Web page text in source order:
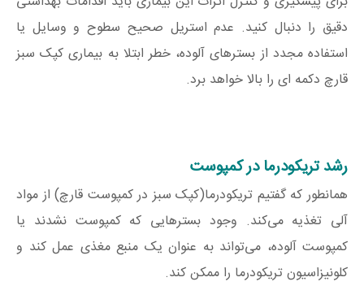
دقیق را دنبال کنید. عدم استریل صحیح سطوح و وسایل یا
استفاده مجدد از بسترهای آلوده، خطر ابتلا به بیماری کپک سبز
قارچ دکمه ای را بالا خواهد برد.
رشد تریکودرما در کمپوست
همانطور که گفتیم تریکودرما(کپک سبز در کمپوست قارچ) از مواد
آلی تغذیه می‌کند. وجود بسترهایی که کمپوست نشدند یا
کمپوست آلوده، می‌تواند به عنوان یک منبع مغذی عمل کند و
کلونیزاسیون تریکودرما را ممکن کند.